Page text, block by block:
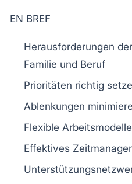
EN BREF
Herausforderungen
Familie und Beruf
Prioritäten richtig
Ablenkungen
Flexible Arbeitsmodelle
Effektives